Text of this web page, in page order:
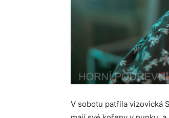
V sobotu patřila vizovická